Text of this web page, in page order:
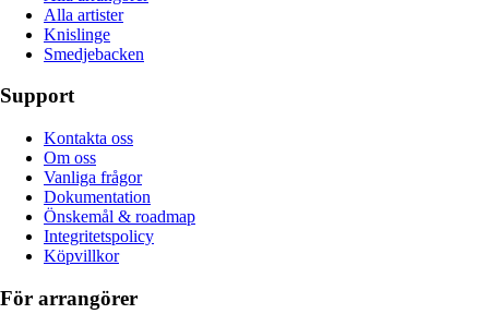
Alla artister
Knislinge
Smedjebacken
Support
Kontakta oss
Om oss
Vanliga frågor
Dokumentation
Önskemål & roadmap
Integritetspolicy
Köpvillkor
För arrangörer